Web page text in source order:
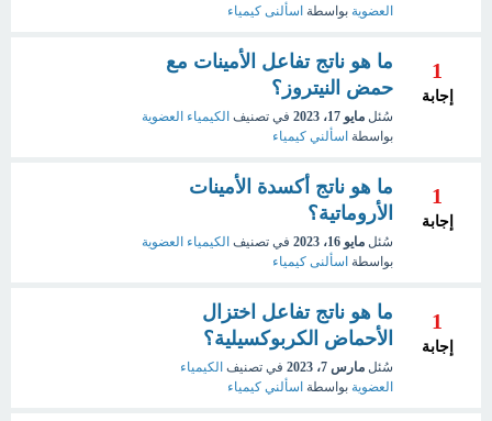
العضوية بواسطة اسألنى كيمياء
1
إجابة
ما هو ناتج تفاعل الأمينات مع
حمض النيتروز؟
سُئل مايو 17، 2023 في تصنيف الكيمياء العضوية
بواسطة اسألني كيمياء
1
إجابة
ما هو ناتج أكسدة الأمينات
الأروماتية؟
سُئل مايو 16، 2023 في تصنيف الكيمياء العضوية
بواسطة اسألنى كيمياء
1
إجابة
ما هو ناتج تفاعل اختزال
الأحماض الكربوكسيلية؟
سُئل مارس 7، 2023 في تصنيف الكيمياء
العضوية بواسطة اسألني كيمياء